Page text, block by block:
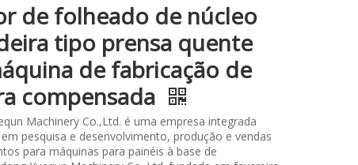
de folheado de núcleo
tipo prensa quente
de fabricação de
compensada
Machinery Co.,Ltd. é uma empresa integrada
pesquisa e desenvolvimento, produção e vendas
para máquinas para painéis à base de